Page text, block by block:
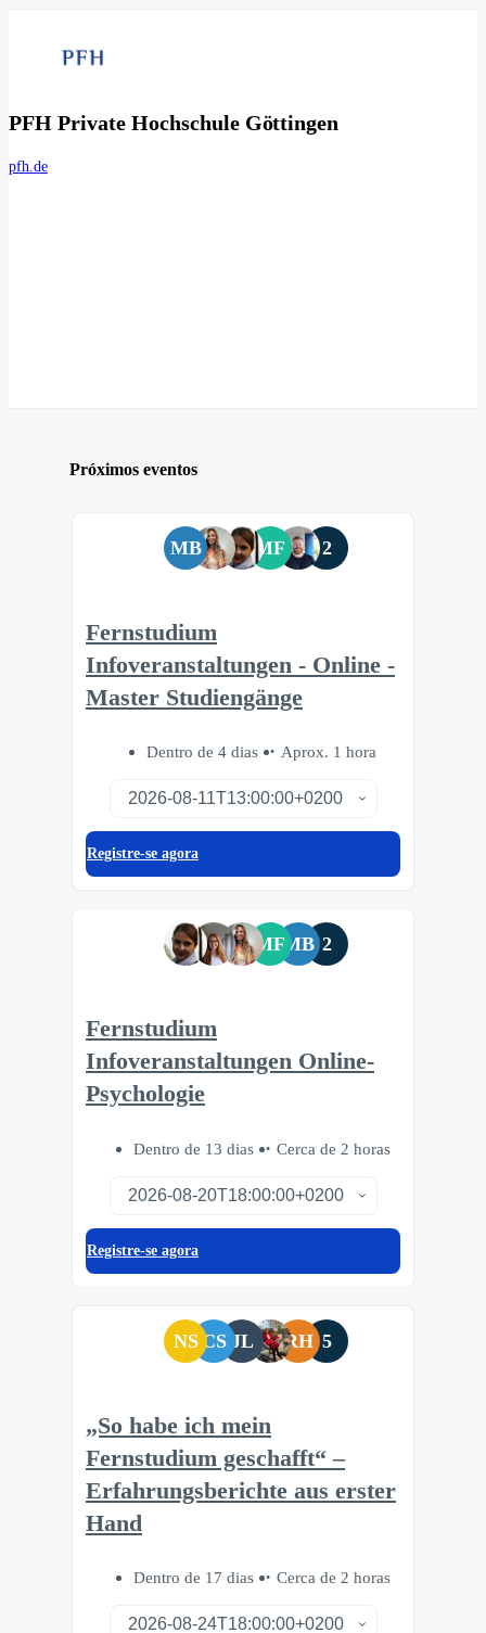
PFH Private Hochschule Göttingen
pfh.de
Próximos eventos
MB MF 2
Fernstudium
Infoveranstaltungen - Online -
Master Studiengänge
Dentro de 4 dias Aprox. 1 hora
Registre-se agora
MFMB 2
Fernstudium
Infoveranstaltungen Online-
Psychologie
Dentro de 13 dias Cerca de 2 horas
Registre-se agora
NS CS JL RH 5
„So habe ich mein
Fernstudium geschafft“ –
Erfahrungsberichte aus erster
Hand
Dentro de 17 dias Cerca de 2 horas